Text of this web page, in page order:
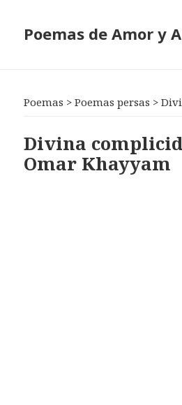
Poemas de Amor y
Poemas >Poemas persas >
Divina
Omar Khayyam